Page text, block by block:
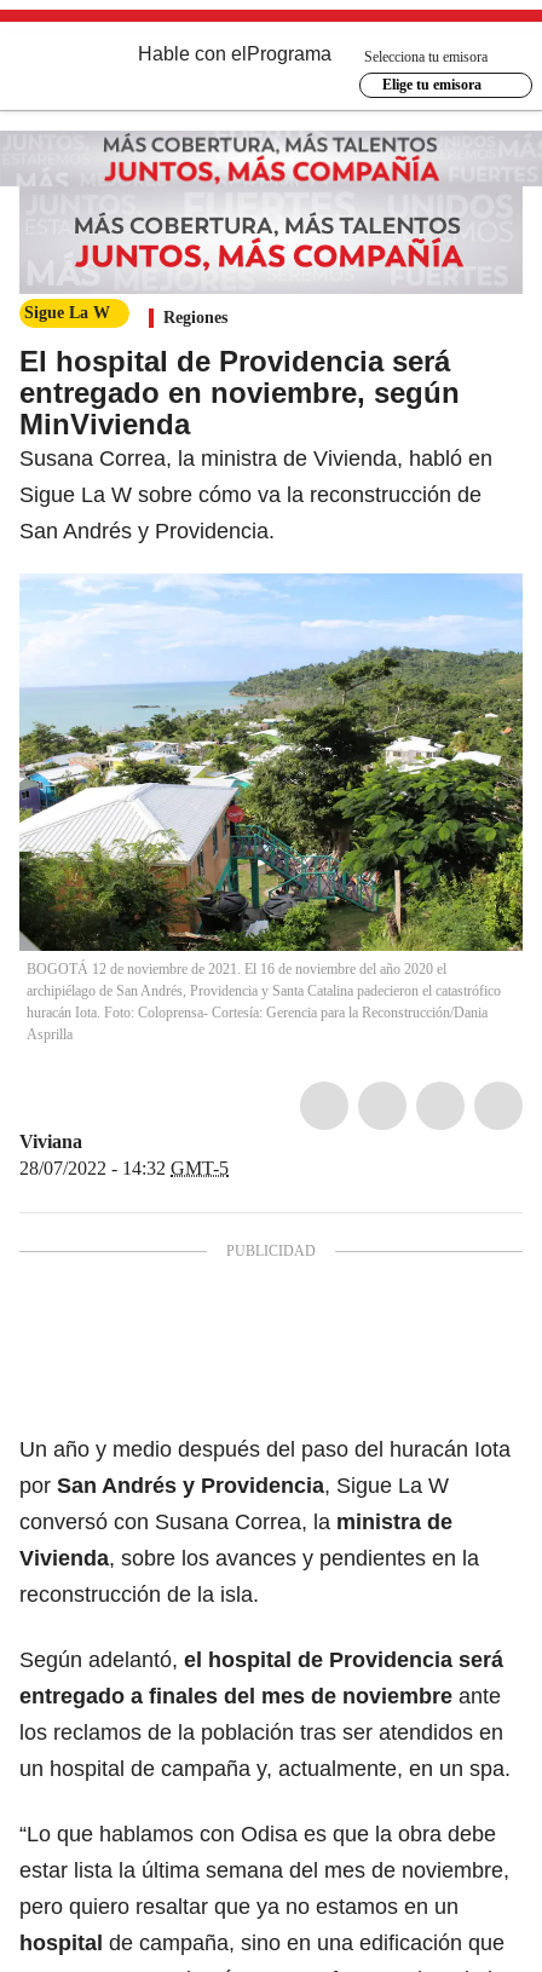
Hable con el Programa
Selecciona tu emisora
Elige tu emisora
Sigue La W Regiones
El hospital de Providencia será
entregado en noviembre, según
MinVivienda
Susana Correa, la ministra de Vivienda, habló en
Sigue La W sobre cómo va la reconstrucción de
San Andrés y Providencia.
BOGOTÁ 12 de noviembre de 2021. El 16 de noviembre del año 2020 el
archipiélago de San Andrés, Providencia y Santa Catalina padecieron el catastrófico
huracán Iota. Foto: Coloprensa- Cortesía: Gerencia para la Reconstrucción/Dania
Asprilla
Viviana
28/07/2022 - 14:32 GMT-5
Un año y medio después del paso del huracán Iota
por San Andrés y Providencia, Sigue La W
conversó con Susana Correa, la ministra de
Vivienda, sobre los avances y pendientes en la
reconstrucción de la isla.
Según adelantó, el hospital de Providencia será
entregado a finales del mes de noviembre ante
los reclamos de la población tras ser atendidos en
un hospital de campaña y, actualmente, en un spa.
“Lo que hablamos con Odisa es que la obra debe
estar lista la última semana del mes de noviembre,
pero quiero resaltar que ya no estamos en un
hospital de campaña, sino en una edificación que